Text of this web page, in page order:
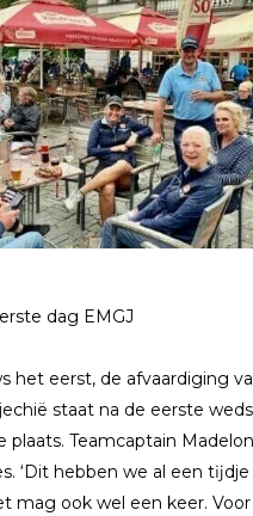
dag EMGJ
het eerst, de afvaardiging
staat na de eerste
plaats. Teamcaptain
‘Dit hebben we al een
mag ook wel een keer.